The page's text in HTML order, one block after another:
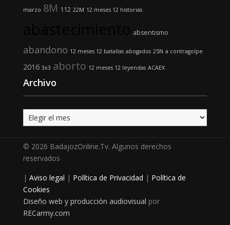
marzo 8M 112 22M 12 meses 12 historias
absentismo
abandono 12 meses 12 batallas abogados 25N a contragolpe
2016 3x3 aborto 12 meses 12 leyendas ACAEX
Archivo
Archivo
© 2026 BadajozOnline.Tv. Algunos derechos
reservados
| Aviso legal | Política de Privacidad | Política de
Cookies
Diseño web y producción audiovisual por
RECarmy.com